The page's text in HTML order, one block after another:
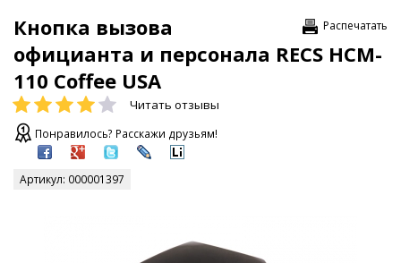
Распечатать
Кнопка вызова
официанта и персонала RECS HCM-
110 Coffee USA
Читать отзывы
Понравилось? Расскажи друзьям!
Артикул: 000001397